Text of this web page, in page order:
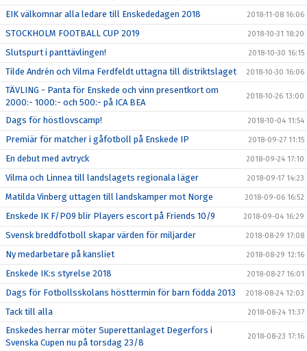
EIK välkomnar alla ledare till Enskededagen 2018 2018-11-08 16:06
STOCKHOLM FOOTBALL CUP 2019 2018-10-31 18:20
Slutspurt i panttävlingen! 2018-10-30 16:15
Tilde Andrén och Vilma Ferdfeldt uttagna till distriktslaget 2018-10-30 16:06
TÄVLING - Panta för Enskede och vinn presentkort om
2000:- 1000:- och 500:- på ICA BEA
2018-10-26 13:00
Dags för höstlovscamp! 2018-10-04 11:54
Premiär för matcher i gåfotboll på Enskede IP 2018-09-27 11:15
En debut med avtryck 2018-09-24 17:10
Vilma och Linnea till landslagets regionala läger 2018-09-17 14:23
Matilda Vinberg uttagen till landskamper mot Norge 2018-09-06 16:52
Enskede IK F/P09 blir Players escort på Friends 10/9 2018-09-04 16:29
Svensk breddfotboll skapar värden för miljarder 2018-08-29 17:08
Ny medarbetare på kansliet 2018-08-29 12:16
Enskede IK:s styrelse 2018 2018-08-27 16:01
Dags för Fotbollsskolans hösttermin för barn födda 2013 2018-08-24 12:03
Tack till alla 2018-08-24 11:37
Enskedes herrar möter Superettanlaget Degerfors i
Svenska Cupen nu på torsdag 23/8
2018-08-23 17:16